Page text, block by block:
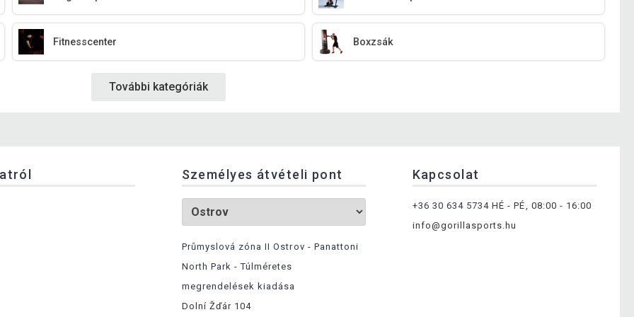
Fitnesscenter Boxzsák
További kategóriák
Személyes átvételi pont
Průmyslová zóna II Ostrov - Panattoni
North Park - Túlméretes
megrendelések kiadása
Dolní Žďár 104
Kapcsolat
+36 30 634 5734 HÉ - PÉ, 08:00 - 16:00
info@gorillasports.hu